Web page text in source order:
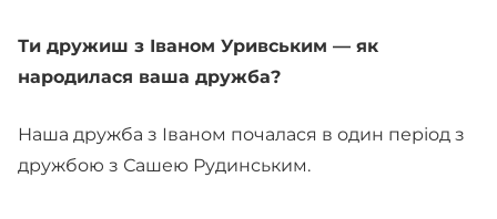
Ти дружиш з Іваном Уривським — як
народилася ваша дружба?
Наша дружба з Іваном почалася в один період з
дружбою з Сашею Рудинським.